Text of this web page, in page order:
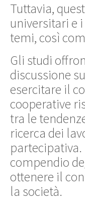
Tuttavia,
universitari e
temi, così
Gli studi
discussione
esercitare il
cooperative
tra le
ricerca dei
compendio
ottenere il
la società.